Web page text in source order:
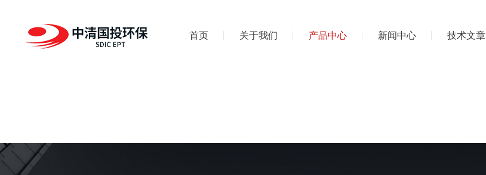
首页 关于我们 产品中心 新闻中心 技术文章